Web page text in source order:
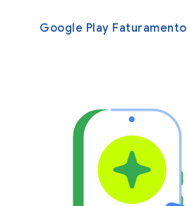
Google Play Faturamento